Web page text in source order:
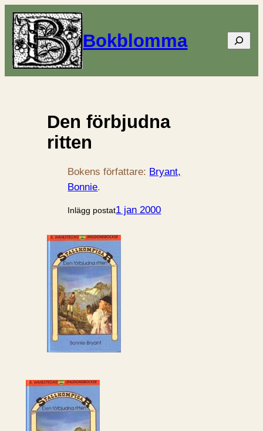
Bokblomma Sök
Den förbjudna
ritten
Bokens författare: Bryant,
Bonnie.
Inlägg postat1 jan 2000